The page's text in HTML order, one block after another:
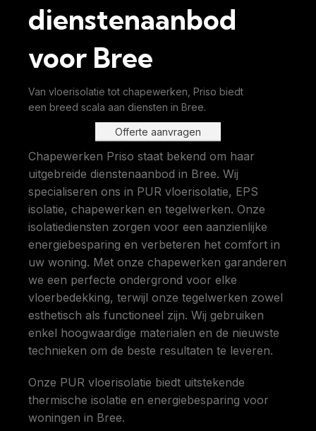
dienstenaanbod
voor Bree
Van vloerisolatie tot chapewerken, Priso biedt
een breed scala aan diensten in Bree.
Offerte aanvragen
Chapewerken Priso staat bekend om haar
uitgebreide dienstenaanbod in Bree. Wij
specialiseren ons in PUR vloerisolatie, EPS
isolatie, chapewerken en tegelwerken. Onze
isolatiediensten zorgen voor een aanzienlijke
energiebesparing en verbeteren het comfort in
uw woning. Met onze chapewerken garanderen
we een perfecte ondergrond voor elke
vloerbedekking, terwijl onze tegelwerken zowel
esthetisch als functioneel zijn. Wij gebruiken
enkel hoogwaardige materialen en de nieuwste
technieken om de beste resultaten te leveren.
Onze PUR vloerisolatie biedt uitstekende
thermische isolatie en energiebesparing voor
woningen in Bree.